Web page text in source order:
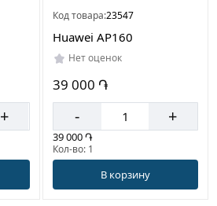
+
Код товара:23547
Huawei AP160
Нет оценок
39 000 ֏
- +
39 000 ֏
Кол-во: 1
В корзину